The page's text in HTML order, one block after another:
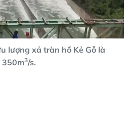
Video
lượng xả tràn hồ Kẻ Gỗ là
350m3/s.